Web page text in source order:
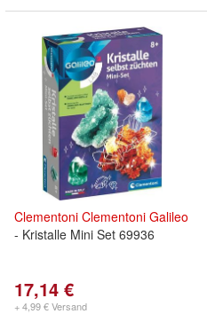
Clementoni Clementoni Galileo
- Kristalle Mini Set 69936
17,14 €
+ 4,99 € Versand